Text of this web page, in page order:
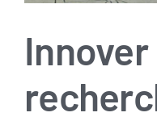
Innover